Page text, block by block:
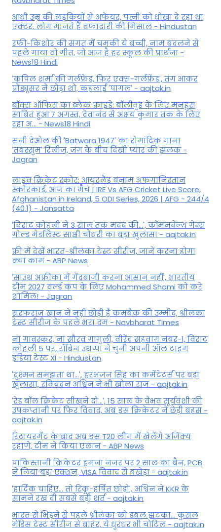
आधी उम्र की लड़कियों से अफेयर, पत्नी को धोखा दे रहा था
एक्टर, लोग मानते हैं वफादारी की मिसाल - Hindustan
रफी-किशोर की संगत में चमकी ये बच्ची, नाम बदलने से
पहले गाया वो गीत, जो आज है हर स्कूल की प्रार्थना -
News18 Hindi
'कपिल शर्मा की गर्लफ्रेंड, फिर एक्स-गर्लफ्रेंड', तंग आकर
प्रोड्यूसर ने छोड़ा शो, कहलाई 'पागल' - aajtak.in
बॉक्स ऑफिस का ब्लैक फ्राइडे: बॉलीवुड के लिए मनहूस
साबित हुआ 7 अगस्त, देवानंद से अक्षय कुमार तक के लिए
रहा अ... - News18 Hindi
सनी देओल की 'Batwara 1947' का रोमांटिक गाना
'तबस्सुम' रिलीज, जंग के बीच दिखी प्यार की झलक -
Jagran
लाइव क्रिकेट स्कोर: आयरलैंड बनाम अफगानिस्तान
स्कोरकार्ड, आज का मैच | IRE Vs AFG Cricket Live Score,
Afghanistan in Ireland, 5 ODI Series, 2026 | AFG - 244/4
(40.1) - Jansatta
'विराट कोहली ने 3 साल तक मदद की...', कॉमनवेल्थ गेम्स
गोल्ड मेडलिस्ट साक्षी चौधरी का बड़ा खुलासा - aajtak.in
फ्री में देखें भारत-श्रीलंका टेस्ट सीरीज, जानें करना होगा
क्या काम - ABP News
'साउथ अफ्रीका में गेंदबाजी करना आसान नहीं', भारतीय
टीम 2027 वर्ल्‍ड कप के लिए Mohammed Shami को करे
शामिल! - Jagran
सरफराज खान ने नहीं छोड़ी है कमबैक की उम्मीद, श्रीलंका
टेस्ट सीरीज के पहले भरा दम - Navbharat Times
ना गावस्कर, ना सौरव गांगुली, वीरेंद्र सहवाग नंबर-1, विराट
कोहली 5 पर, रॉबिन उथप्पा ने चुनी अपनी ऑल टाइम
इंडिया टेस्ट XI - Hindustan
'दुश्मन समझता था...', हरभजन सिंह का कमेंटेटर्स पर बड़ा
खुलासा, रव‍िचंद्रन अश्विन ने भी खोला राज - aajtak.in
'रेड बॉल क्रिकेट सीखने दो...', 15 साल के वैभव सूर्यवंशी की
उपकप्तानी पर फ‍िर व‍िवाद, अब इस क्रिकेटर ने छेड़ी बहस -
aajtak.in
रिटायरमेंट के बाद अब इस T20 लीग में खेलेंगे अजिंक्य
रहाणे, टीम ने किया एलान - ABP News
पाकिस्तानी क्रिकेटर हमजा नजर पर 2 साल का बैन, PCB
ने ल‍िया बड़ा एक्शन, VISA व‍िवाद से बखेड़ा - aajtak.in
'हार्दिक चाहिए... तो रिंकू-हर्षित छोड़ो', अश्विन ने KKR के
सामने रख दी सबसे बड़ी शर्त - aajtak.in
भारत से भिड़ने से पहले श्रीलंका को डबल झटका... कुसल
मेंडिस टेस्ट सीरीज से बाहर, ये धुरंधर भी चोटिल - aajtak.in